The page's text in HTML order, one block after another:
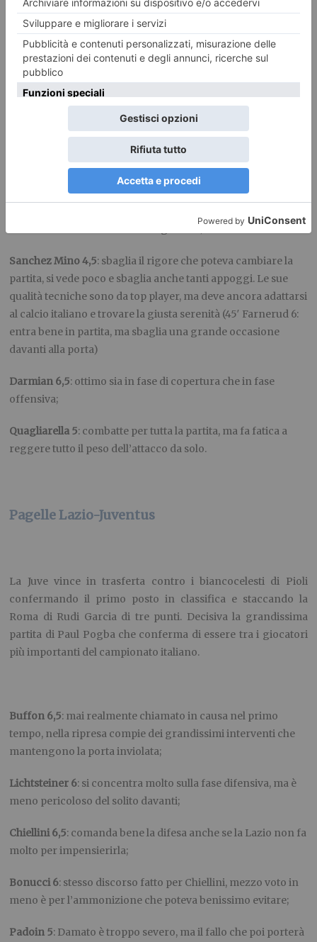
Bruno Peres 6,5: sempre pericoloso, da una delle sue
accellerazioni nasce il rigore, in difesa copre bene(91′
Martinez s.v.);
Vives 6: partita ordinata la sua, ma sembra meno in forma
rispetto al solito (65′ Nocerino 5: da lui ci si aspetta molto, ma
deve ancora trovare la giusta condizione fisica)
: come sempre ottimo in fase d’interdizione, meno
quando si tratta di impostare la manovra;
Sanchez Mino 4,5: sbaglia il rigore che poteva cambiare la
partita, si vede poco e sbaglia anche tanti appoggi. Le sue
qualità tecniche sono da top player, ma deve ancora adattarsi
al calcio italiano e trovare la giusta serenità (45′ Farnerud 6:
entra bene in partita, ma sbaglia una grande occasione
davanti alla porta)
Darmian 6,5: ottimo sia in fase di copertura che in fase
offensiva;
Quagliarella 5: combatte per tutta la partita, ma fa fatica a
reggere tutto il peso dell’attacco da solo.
Pagelle Lazio-Juventus
La Juve vince in trasferta contro i biancocelesti di Pioli
confermando il primo posto in classifica e staccando la
Roma di Rudi Garcia di tre punti. Decisiva la grandissima
partita di Paul Pogba che conferma di essere tra i giocatori
più importanti del campionato italiano.
Buffon 6,5: mai realmente chiamato in causa nel primo
tempo, nella ripresa compie dei grandissimi interventi che
mantengono la porta inviolata;
Lichtsteiner 6: si concentra molto sulla fase difensiva, ma è
meno pericoloso del solito davanti;
Chiellini 6,5: comanda bene la difesa anche se la Lazio non fa
molto per impensierirla;
Bonucci 6: stesso discorso fatto per Chiellini, mezzo voto in
meno è per l’ammonizione che poteva benissimo evitare;
Padoin 5: Damato è troppo severo, ma il fallo che poi porterà